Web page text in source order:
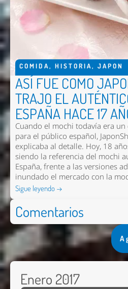
COMIDA, HISTORIA, JAPON
ASÍ FUE COMO
TRAJO EL
ESPAÑA HACE 17
Cuando el mochi todavía era
para el público español,
explicaba al detalle. Hoy, 18
siendo la referencia del mochi
España, frente a las versiones
inundado el mercado con la
Sigue leyendo →
Comentarios
Enero 2017